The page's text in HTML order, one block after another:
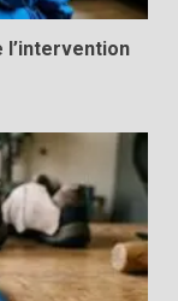
l’intervention